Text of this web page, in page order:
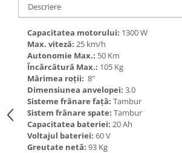
Descriere
Capacitatea motorului: 1300 W
Max. viteză: 25 km/h
Autonomie Max.: 50 Km
Încărcătură Max.: 105 Kg
Mărimea roții: 8"
Dimensiunea anvelopei: 3.0
Sisteme frânare față: Tambur
Sistem frânare spate: Tambur
Capacitatea bateriei: 20 Ah
Voltajul bateriei: 60 V
Greutate netă: 93 Kg